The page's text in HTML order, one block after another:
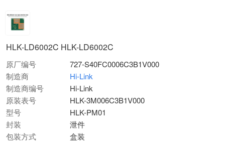
HLK-LD6002C HLK-LD6002C
原厂编号
727-S40FC0006C3B1V000
制造商
Hi-Link
制造商编号
Hi-Link
原装表号
HLK-3M006C3B1V000
型号
HLK-PM01
封装
泄件
包装方式
盒装